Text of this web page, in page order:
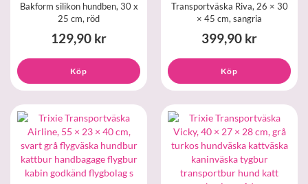
Bakform silikon hundben, 30 x
25 cm, röd
129,90 kr
Köp
Transportväska Riva, 26 × 30
× 45 cm, sangria
399,90 kr
Köp